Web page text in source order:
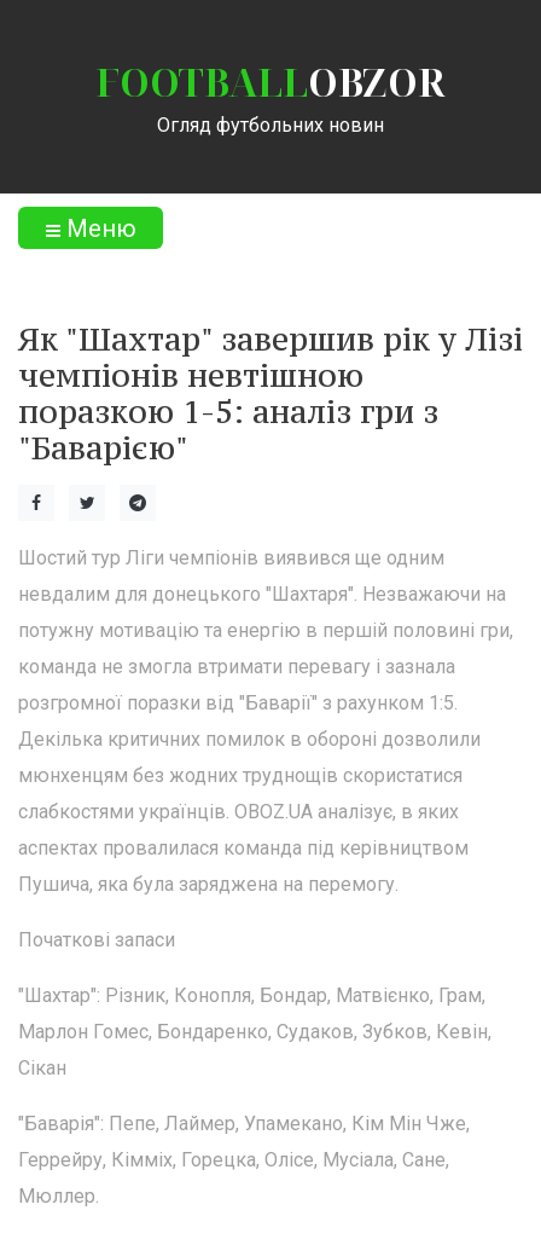
FOOTBALLOBZOR
Огляд футбольних новин
Меню
Як "Шахтар" завершив рік у Лізі
чемпіонів невтішною
поразкою 1-5: аналіз гри з
"Баварією"
Шостий тур Ліги чемпіонів виявився ще одним
невдалим для донецького "Шахтаря". Незважаючи на
потужну мотивацію та енергію в першій половині гри,
команда не змогла втримати перевагу і зазнала
розгромної поразки від "Баварії" з рахунком 1:5.
Декілька критичних помилок в обороні дозволили
мюнхенцям без жодних труднощів скористатися
слабкостями українців. OBOZ.UA аналізує, в яких
аспектах провалилася команда під керівництвом
Пушича, яка була заряджена на перемогу.
Початкові запаси
"Шахтар": Різник, Конопля, Бондар, Матвієнко, Грам,
Марлон Гомес, Бондаренко, Судаков, Зубков, Кевін,
Сікан
"Баварія": Пепе, Лаймер, Упамекано, Кім Мін Чже,
Геррейру, Кімміх, Горецка, Олісе, Мусіала, Сане,
Мюллер.